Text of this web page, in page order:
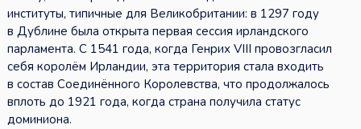
институты, типичные для Великобритании: в 1297 году
в Дублине была открыта первая сессия ирландского
парламента. С 1541 года, когда Генрих VIII провозгласил
себя королём Ирландии, эта территория стала входить
в состав Соединённого Королевства, что продолжалось
вплоть до 1921 года, когда страна получила статус
доминиона.